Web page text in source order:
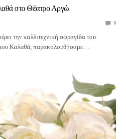
στο Θέατρο Αργώ
0
την καλλιτεχνική σφραγίδα του
Καλαθά, παρακολουθήσαμε…